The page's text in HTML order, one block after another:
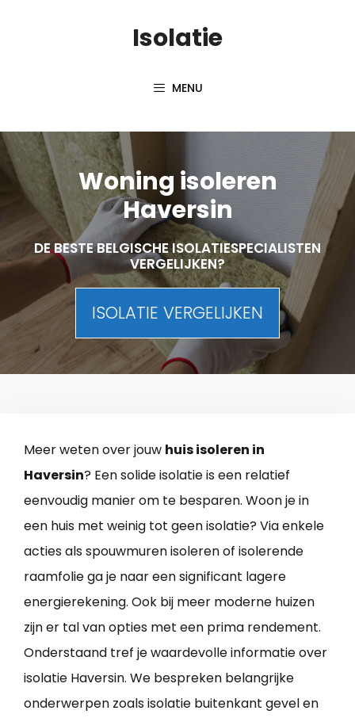
Isolatie
MENU
Woning isoleren
Haversin
DE BESTE BELGISCHE ISOLATIESPECIALISTEN
VERGELIJKEN?
ISOLATIE VERGELIJKEN
Meer weten over jouw huis isoleren in
Haversin? Een solide isolatie is een relatief
eenvoudig manier om te besparen. Woon je in
een huis met weinig tot geen isolatie? Via enkele
acties als spouwmuren isoleren of isolerende
raamfolie ga je naar een significant lagere
energierekening. Ook bij meer moderne huizen
zijn er tal van opties met een prima rendement.
Onderstaand tref je waardevolle informatie over
isolatie Haversin. We bespreken belangrijke
onderwerpen zoals isolatie buitenkant gevel en